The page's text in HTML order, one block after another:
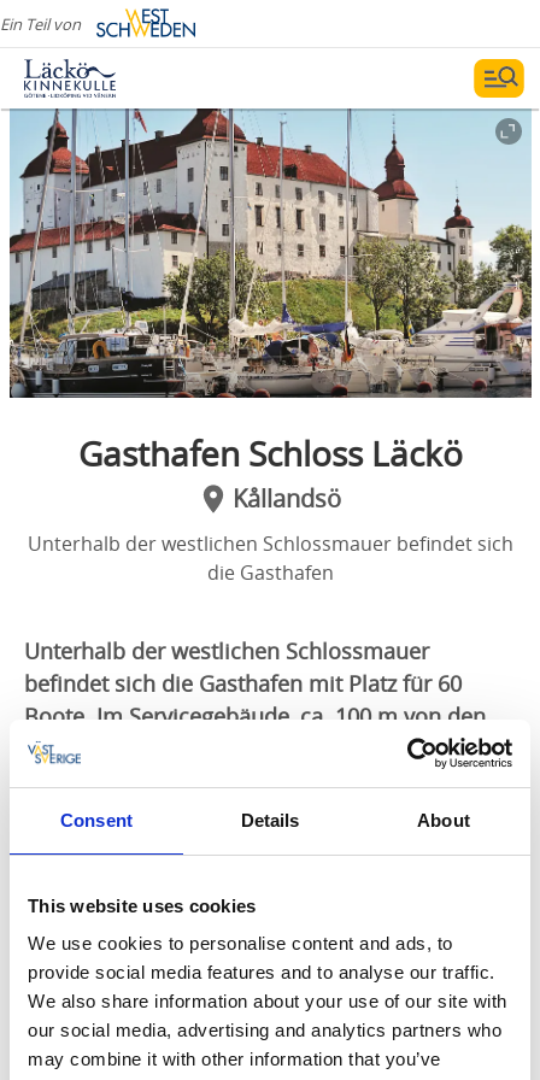
Consent Details About
This website uses cookies
We use cookies to personalise content and ads, to
provide social media features and to analyse our traffic.
We also share information about your use of our site with
our social media, advertising and analytics partners who
may combine it with other information that you’ve
Ein Teil von
Gasthafen Schloss Läckö
Kållandsö
Unterhalb der westlichen Schlossmauer befindet sich
die Gasthafen
Unterhalb der westlichen Schlossmauer
befindet sich die Gasthafen mit Platz für 60
Boote. Im Servicegebäude, ca. 100 m von den
Anlegestegen entfernt, gibt es Toiletten,
Duschen und Waschmöglichkeiten.
einen Besuch von Schloss Läckö und dem Naturum
lassen. Hier gibt es eine schöne Ausstellung über den
Schärengarten des Vänersees. Das Naturum verfügt
auch über ein Restaurant, in dem die Gastronomen
gut zubereitete Speisen mit saisonalen Zutaten aus
der Umgebung servieren! Wenn Sie Lust haben,